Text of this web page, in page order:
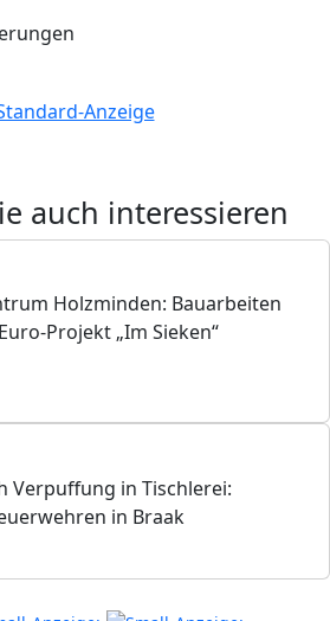
auch interessieren
Holzminden: Bauarbeiten
Projekt „Im Sieken“
Verpuffung in Tischlerei:
in Braak